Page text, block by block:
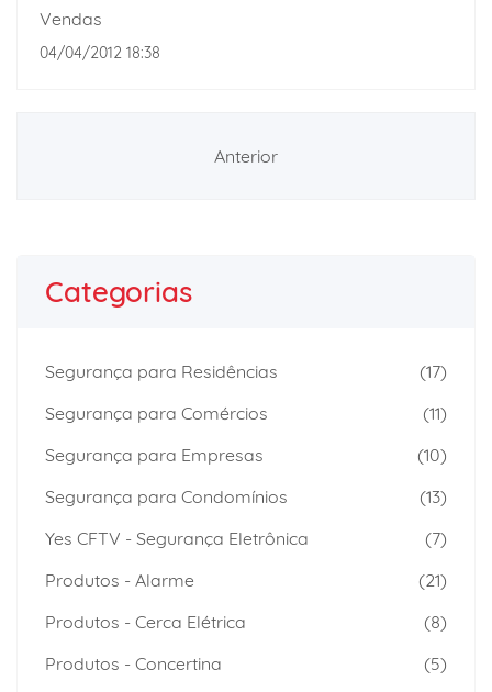
Vendas
04/04/2012 18:38
Anterior
Categorias
Segurança para Residências
(17)
Segurança para Comércios
(11)
Segurança para Empresas
(10)
Segurança para Condomínios
(13)
Yes CFTV - Segurança Eletrônica
(7)
Produtos - Alarme
(21)
Produtos - Cerca Elétrica
(8)
Produtos - Concertina
(5)